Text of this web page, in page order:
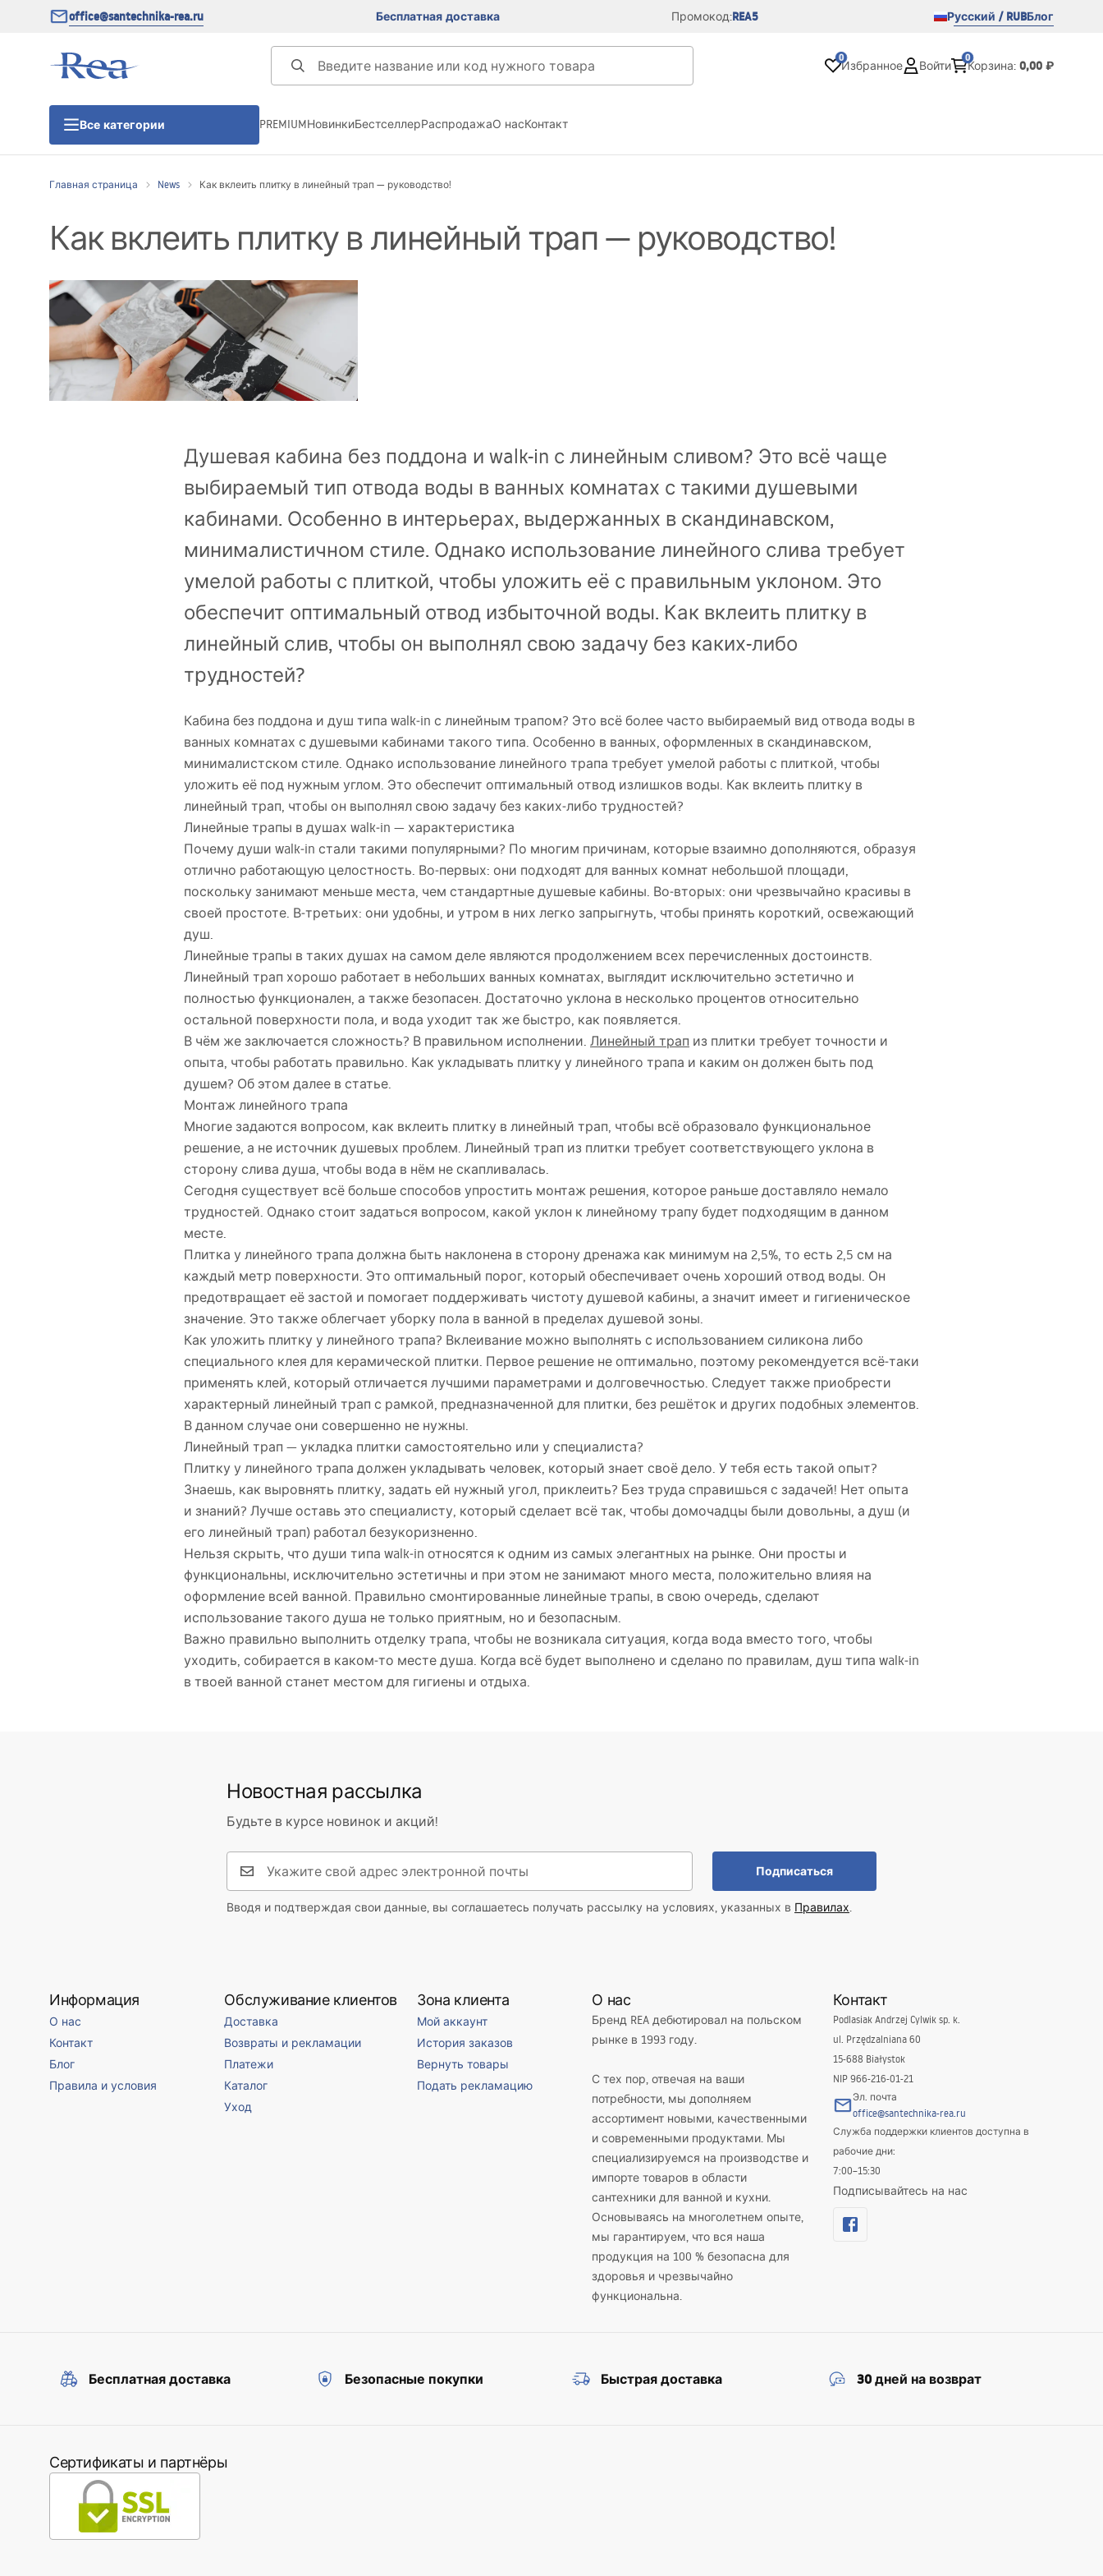
office@santechnika-rea.ru Бесплатная доставка Промокод:REA5 Русский / RUBБлог
0
Избранное Войти
0
Корзина: 0,00 ₽
Все категории
Душевые двери
Душевые поддоны
Линейные трапы для душа
Унитазы и биде
Ванны и душевые шторки
Душевые гарнитуры
Аксессуары и мебель для
PREMIUMНовинкиБестселлерРаспродажаО насКонтакт
Главная страница News Как вклеить плитку в линейный трап — руководство!
Как вклеить плитку в линейный трап — руководство!
Душевая кабина без поддона и walk-in с линейным сливом? Это всё чаще
выбираемый тип отвода воды в ванных комнатах с такими душевыми
кабинами. Особенно в интерьерах, выдержанных в скандинавском,
минималистичном стиле. Однако использование линейного слива требует
умелой работы с плиткой, чтобы уложить её с правильным уклоном. Это
обеспечит оптимальный отвод избыточной воды. Как вклеить плитку в
линейный слив, чтобы он выполнял свою задачу без каких-либо
трудностей?
Кабина без поддона и душ типа walk‑in с линейным трапом? Это всё более часто выбираемый вид отвода воды в
ванных комнатах с душевыми кабинами такого типа. Особенно в ванных, оформленных в скандинавском,
минималистском стиле. Однако использование линейного трапа требует умелой работы с плиткой, чтобы
уложить её под нужным углом. Это обеспечит оптимальный отвод излишков воды. Как вклеить плитку в
линейный трап, чтобы он выполнял свою задачу без каких‑либо трудностей?
Линейные трапы в душах walk‑in — характеристика
Почему души walk‑in стали такими популярными? По многим причинам, которые взаимно дополняются, образуя
отлично работающую целостность. Во‑первых: они подходят для ванных комнат небольшой площади,
поскольку занимают меньше места, чем стандартные душевые кабины. Во‑вторых: они чрезвычайно красивы в
своей простоте. В‑третьих: они удобны, и утром в них легко запрыгнуть, чтобы принять короткий, освежающий
душ.
Линейные трапы в таких душах на самом деле являются продолжением всех перечисленных достоинств.
Линейный трап хорошо работает в небольших ванных комнатах, выглядит исключительно эстетично и
полностью функционален, а также безопасен. Достаточно уклона в несколько процентов относительно
остальной поверхности пола, и вода уходит так же быстро, как появляется.
В чём же заключается сложность? В правильном исполнении. Линейный трап из плитки требует точности и
опыта, чтобы работать правильно. Как укладывать плитку у линейного трапа и каким он должен быть под
душем? Об этом далее в статье.
Монтаж линейного трапа
Многие задаются вопросом, как вклеить плитку в линейный трап, чтобы всё образовало функциональное
решение, а не источник душевых проблем. Линейный трап из плитки требует соответствующего уклона в
сторону слива душа, чтобы вода в нём не скапливалась.
Сегодня существует всё больше способов упростить монтаж решения, которое раньше доставляло немало
трудностей. Однако стоит задаться вопросом, какой уклон к линейному трапу будет подходящим в данном
месте.
Плитка у линейного трапа должна быть наклонена в сторону дренажа как минимум на 2,5%, то есть 2,5 см на
каждый метр поверхности. Это оптимальный порог, который обеспечивает очень хороший отвод воды. Он
предотвращает её застой и помогает поддерживать чистоту душевой кабины, а значит имеет и гигиеническое
значение. Это также облегчает уборку пола в ванной в пределах душевой зоны.
Как уложить плитку у линейного трапа? Вклеивание можно выполнять с использованием силикона либо
специального клея для керамической плитки. Первое решение не оптимально, поэтому рекомендуется всё‑таки
применять клей, который отличается лучшими параметрами и долговечностью. Следует также приобрести
характерный линейный трап с рамкой, предназначенной для плитки, без решёток и других подобных элементов.
В данном случае они совершенно не нужны.
Линейный трап — укладка плитки самостоятельно или у специалиста?
Плитку у линейного трапа должен укладывать человек, который знает своё дело. У тебя есть такой опыт?
Знаешь, как выровнять плитку, задать ей нужный угол, приклеить? Без труда справишься с задачей! Нет опыта
и знаний? Лучше оставь это специалисту, который сделает всё так, чтобы домочадцы были довольны, а душ (и
его линейный трап) работал безукоризненно.
Нельзя скрыть, что души типа walk‑in относятся к одним из самых элегантных на рынке. Они просты и
функциональны, исключительно эстетичны и при этом не занимают много места, положительно влияя на
оформление всей ванной. Правильно смонтированные линейные трапы, в свою очередь, сделают
использование такого душа не только приятным, но и безопасным.
Важно правильно выполнить отделку трапа, чтобы не возникала ситуация, когда вода вместо того, чтобы
уходить, собирается в каком‑то месте душа. Когда всё будет выполнено и сделано по правилам, душ типа walk‑in
в твоей ванной станет местом для гигиены и отдыха.
Новостная рассылка
Будьте в курсе новинок и акций!
Подписаться
Вводя и подтверждая свои данные, вы соглашаетесь получать рассылку на условиях, указанных в Правилах.
Информация
О нас
Контакт
Блог
Правила и условия
Обслуживание клиентов
Доставка
Возвраты и рекламации
Платежи
Каталог
Уход
Зона клиента
Мой аккаунт
История заказов
Вернуть товары
Подать рекламацию
О нас
Бренд REA дебютировал на польском
рынке в 1993 году.
С тех пор, отвечая на ваши
потребности, мы дополняем
ассортимент новыми, качественными
и современными продуктами. Мы
специализируемся на производстве и
импорте товаров в области
сантехники для ванной и кухни.
Основываясь на многолетнем опыте,
мы гарантируем, что вся наша
продукция на 100 % безопасна для
здоровья и чрезвычайно
функциональна.
Контакт
Podlasiak Andrzej Cylwik sp. k.
ul. Przędzalniana 60
15-688 Białystok
NIP 966-216-01-21
Эл. почта
office@santechnika-rea.ru
Служба поддержки клиентов доступна в
рабочие дни:
7:00–15:30
Подписывайтесь на нас
Бесплатная доставка Безопасные покупки Быстрая доставка 30 дней на возврат
Сертификаты и партнёры